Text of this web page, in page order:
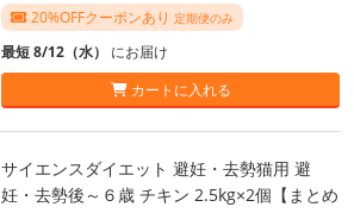
20%OFFクーポンあり 定期便のみ
最短 8/12（水） にお届け
カートに入れる
サイエンスダイエット 避妊・去勢猫用 避
妊・去勢後～６歳 チキン 2.5kg×2個【まとめ